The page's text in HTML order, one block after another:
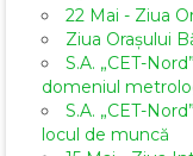
22 Mai - Ziua
Ziua Orașului
S.A. „CET-
domeniul
S.A. „CET-
locul de muncă